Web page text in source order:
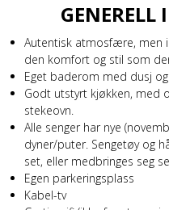
GENERELL
Autentisk atmosfære, men
den komfort og stil som
Eget baderom med dusj
Godt utstyrt kjøkken, med
stekeovn.
Alle senger har nye
dyner/puter. Sengetøy og
set, eller medbringes seg
Egen parkeringsplass
Kabel-tv